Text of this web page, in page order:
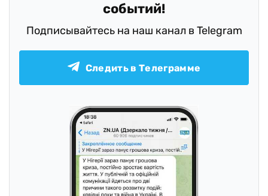
событий!
Подписывайтесь на наш канал в Telegram
Следить в Телеграмме